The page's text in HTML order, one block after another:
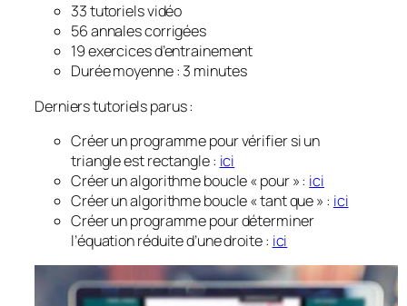
33 tutoriels vidéo
56 annales corrigées
19 exercices d’entrainement
Durée moyenne : 3 minutes
Derniers tutoriels parus :
Créer un programme pour vérifier si un
triangle est rectangle : ici
Créer un algorithme boucle « pour » : ici
Créer un algorithme boucle « tant que » : ici
Créer un programme pour déterminer
l’équation réduite d’une droite : ici